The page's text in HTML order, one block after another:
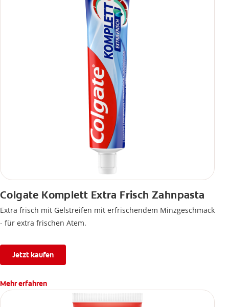
Colgate Komplett Extra Frisch Zahnpasta
Extra frisch mit Gelstreifen mit erfrischendem Minzgeschmack
- für extra frischen Atem.
Jetzt kaufen
Mehr erfahren